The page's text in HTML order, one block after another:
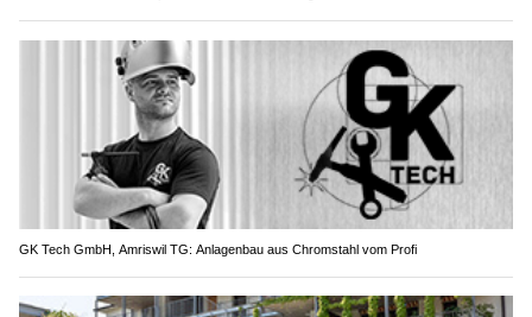
GK Tech GmbH, Amriswil TG: Anlagenbau aus Chromstahl vom Profi